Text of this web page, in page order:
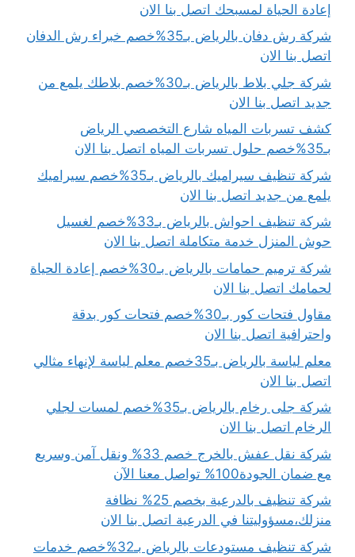
إعادة الحياة لمسبحك اتصل بنا الان
شركة رش دفان بالرياض بـ35%خصم خبراء رش الدفان
اتصل بنا الان
شركة جلي بلاط بالرياض بـ30%خصم بلاطك يلمع من
جديد اتصل بنا الان
كشف تسربات المياه شارع التخصصي الرياض
بـ35%خصم حلول تسربات المياه اتصل بنا الان
شركة تنظيف سيراميك بالرياض بـ35%خصم سيراميك
يلمع من جديد اتصل بنا الان
شركة تنظيف احواش بالرياض بـ33%خصم لغسيل
حوش المنزل خدمة متكاملة اتصل بنا الان
شركة ترميم حمامات بالرياض بـ30%خصم إعادة الحياة
لحمامك اتصل بنا الان
مقاول فتحات كور بـ30%خصم فتحات كور بدقة
واحترافية اتصل بنا الان
معلم لياسة بالرياض بـ35خصم معلم لياسة لإنهاء مثالي
اتصل بنا الان
شركة جلى رخام بالرياض بـ35%خصم لمسات لجلي
الرخام اتصل بنا الان
شركة نقل عفش بالخرج خصم 33% ونقل آمن وسريع
مع ضمان الجودة100% تواصل معنا الآن
شركة تنظيف بالدرعية بخصم 25% نظافة
منزلك،مسؤوليتنا في الدرعية اتصل بنا الان
شركة تنظيف مستودعات بالرياض بـ32%خصم خدمات